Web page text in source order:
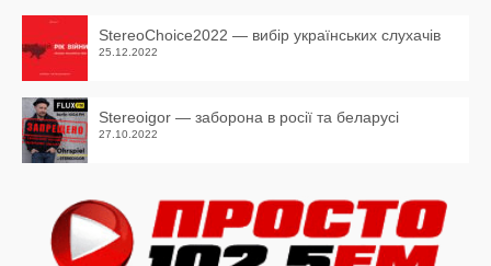
StereoChoice2022 — вибір українських слухачів
25.12.2022
Stereoigor — заборона в росії та беларусі
27.10.2022